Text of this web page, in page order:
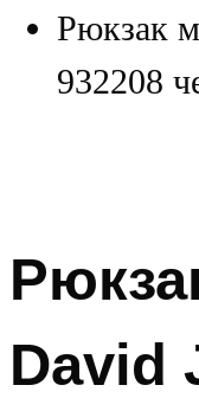
Рюкзак
932208
David